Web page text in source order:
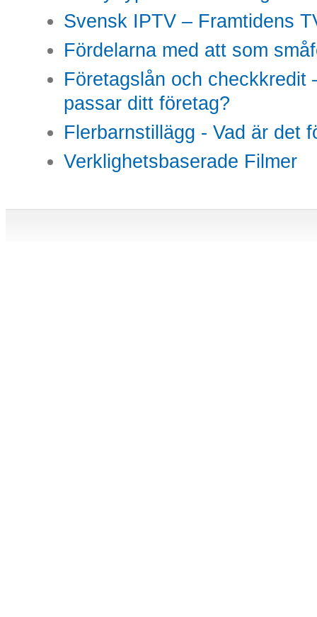
Svensk IPTV – Framtidens
Fördelarna med att som
Företagslån och checkkredit
passar ditt företag?
Flerbarnstillägg - Vad är det
Verklighetsbaserade Filmer